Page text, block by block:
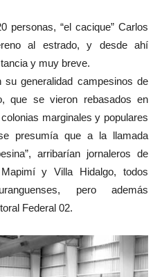
personas, “el cacique” Carlos
al estrado, y desde ahí
y muy breve.
generalidad campesinos de
que se vieron rebasados en
marginales y populares
presumía que a la llamada
arribarían jornaleros de
y Villa Hidalgo, todos
pero además
Federal 02.